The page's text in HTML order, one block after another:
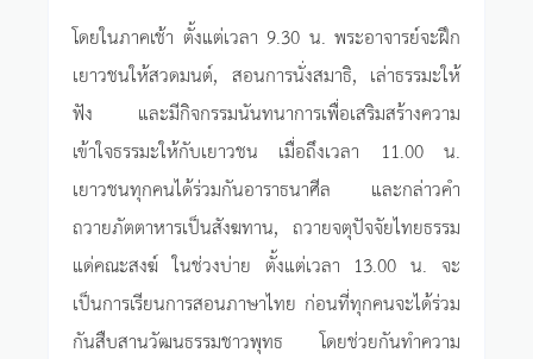
โดยในภาคเช้า ตั้งแต่เวลา 9.30 น. พระอาจารย์จะฝึก
เยาวชนให้สวดมนต์, สอนการนั่งสมาธิ, เล่าธรรมะให้
ฟัง และมีกิจกรรมนันทนาการเพื่อเสริมสร้างความ
เข้าใจธรรมะให้กับเยาวชน เมื่อถึงเวลา 11.00 น.
เยาวชนทุกคนได้ร่วมกันอาราธนาศีล และกล่าวคำ
ถวายภัตตาหารเป็นสังฆทาน, ถวายจตุปัจจัยไทยธรรม
แด่คณะสงฆ์ ในช่วงบ่าย ตั้งแต่เวลา 13.00 น. จะ
เป็นการเรียนการสอนภาษาไทย ก่อนที่ทุกคนจะได้ร่วม
กันสืบสานวัฒนธรรมชาวพุทธ โดยช่วยกันทำความ